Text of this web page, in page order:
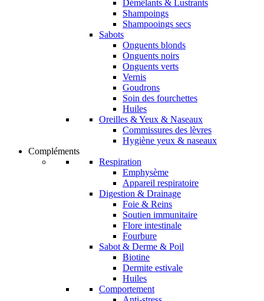
Démêlants & Lustrants
Shampoings
Shampooings secs
Sabots
Onguents blonds
Onguents noirs
Onguents verts
Vernis
Goudrons
Soin des fourchettes
Huiles
Oreilles & Yeux & Naseaux
Commissures des lèvres
Hygiène yeux & naseaux
Compléments
Respiration
Emphysème
Appareil respiratoire
Digestion & Drainage
Foie & Reins
Soutien immunitaire
Flore intestinale
Fourbure
Sabot & Derme & Poil
Biotine
Dermite estivale
Huiles
Comportement